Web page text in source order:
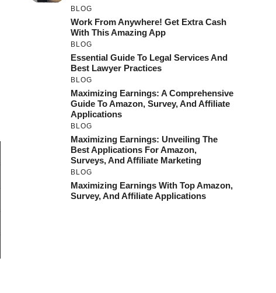
BLOG
Work From Anywhere! Get Extra Cash
With This Amazing App
BLOG
Essential Guide To Legal Services And
Best Lawyer Practices
BLOG
Maximizing Earnings: A Comprehensive
Guide To Amazon, Survey, And Affiliate
Applications
BLOG
Maximizing Earnings: Unveiling The
Best Applications For Amazon,
Surveys, And Affiliate Marketing
BLOG
Maximizing Earnings With Top Amazon,
Survey, And Affiliate Applications